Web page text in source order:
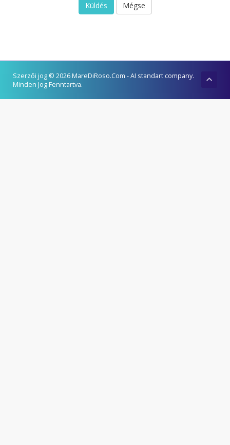
Mégse
Szerzői jog © 2026 MareDiRoso.Com - AI standart company.
Minden Jog Fenntartva.